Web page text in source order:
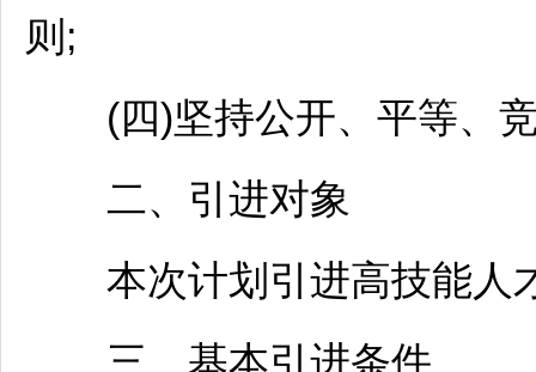
则;
(四)坚持公开、平等、竞
二、引进对象
本次计划引进高技能人
三、基本引进条件